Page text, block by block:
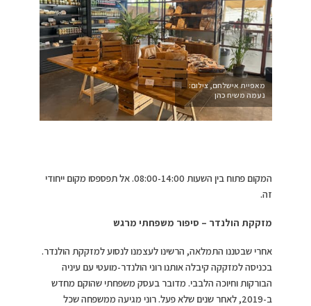
מאפיית אישלחם, צילום:
נעמה משיח כהן
המקום פתוח בין השעות 08:00-14:00. אל תפספסו מקום ייחודי
זה.
מזקקת הולנדר – סיפור משפחתי מרגש
אחרי שבטננו התמלאה, הרשינו לעצמנו לנסוע למזקקת הולנדר.
בכניסה למזקקה קיבלה אותנו רוני הולנדר-מועטי עם עיניה
הבורקות וחיוכה הלבבי. מדובר בעסק משפחתי שהוקם מחדש
ב-2019, לאחר שנים שלא פעל. רוני מגיעה ממשפחה שכל